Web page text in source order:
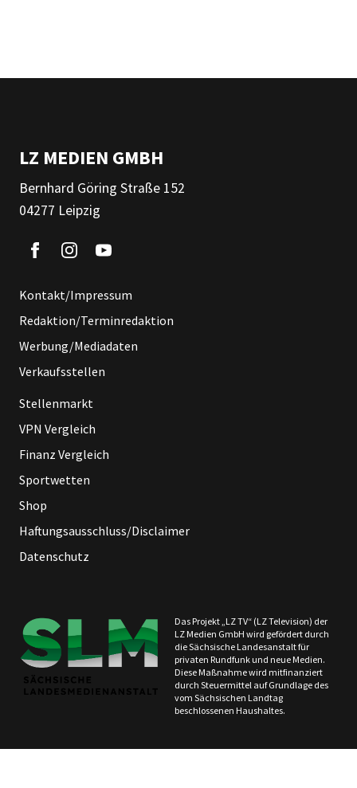
LZ MEDIEN GMBH
Bernhard Göring Straße 152
04277 Leipzig
Kontakt/Impressum
Redaktion/Terminredaktion
Werbung/Mediadaten
Verkaufsstellen
Stellenmarkt
VPN Vergleich
Finanz Vergleich
Sportwetten
Shop
Haftungsausschluss/Disclaimer
Datenschutz
Das Projekt „LZ TV“ (LZ Television) der
LZ Medien GmbH wird gefördert durch
die Sächsische Landesanstalt für
privaten Rundfunk und neue Medien.
Diese Maßnahme wird mitfinanziert
durch Steuermittel auf Grundlage des
vom Sächsischen Landtag
beschlossenen Haushaltes.